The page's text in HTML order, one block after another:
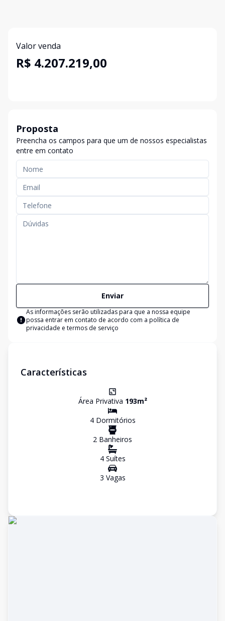
Valor venda
R$ 4.207.219,00
Proposta
Preencha os campos para que um de nossos especialistas
entre em contato
Enviar
As informações serão utilizadas para que a nossa equipe
possa entrar em contato de acordo com a política de
privacidade e termos de serviço
Características
Área Privativa 193m²
4Dormitórios
2 Banheiros
4Suítes
3 Vagas